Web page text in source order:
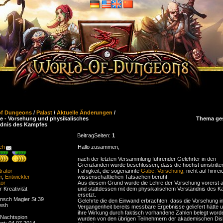
Dungeons / Palast / Aktuelle Änderungen /
- Vorsehung und physikalisches
des Kampfes
Thema
BeitragSeiten: 1
, Entwickler
Kreativität
Magier St.39
Hallo zusammen,
nach der letzten Versammlung führender Gelehrter in den
Grenzlanden wurde beschlossen, dass die höchst
Fähigkeit, die sogenannte Gabe: Vorsehung , nicht auf
wissenschaftlichen Tatsachen beruht.
Aus diesem Grund wurde die Lehre der Vorsehung vorerst
und stattdessen mit dem physikalischem Verständnis des
ersetzt.
Gelehrte die den Einwand erbrachten, dass die Vorsehung
Vergangenheit bereits messbare Ergebnisse geliefert hätte
ihre Wirkung durch faktisch vorhandene Zahlen belegt
wurden von den übrigen Teilnehmern der akademischen